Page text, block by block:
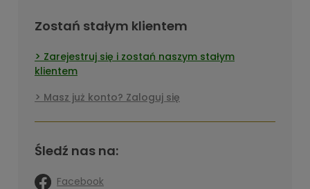
Zostań stałym klientem
Zarejestruj się i zostań naszym stałym
klientem
Masz już konto? Zaloguj się
Śledź nas na:
Facebook